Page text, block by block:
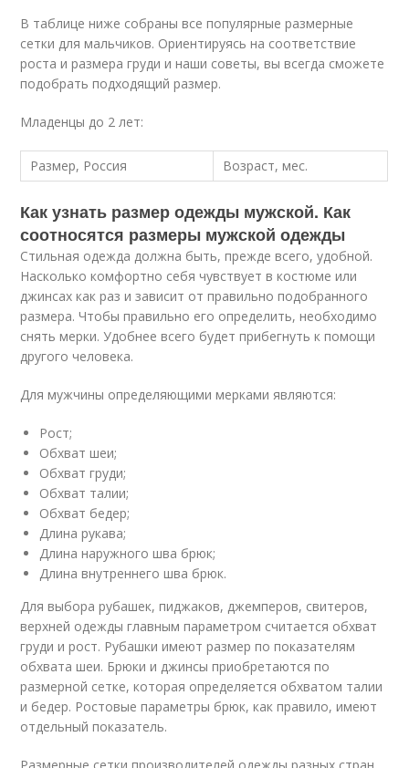
В таблице ниже собраны все популярные размерные
сетки для мальчиков. Ориентируясь на соответствие
роста и размера груди и наши советы, вы всегда сможете
подобрать подходящий размер.
Младенцы до 2 лет:
Размер, Россия Возраст, мес.
Как узнать размер одежды мужской. Как
соотносятся размеры мужской одежды
Стильная одежда должна быть, прежде всего, удобной.
Насколько комфортно себя чувствует в костюме или
джинсах как раз и зависит от правильно подобранного
размера. Чтобы правильно его определить, необходимо
снять мерки. Удобнее всего будет прибегнуть к помощи
другого человека.
Для мужчины определяющими мерками являются:
Рост;
Обхват шеи;
Обхват груди;
Обхват талии;
Обхват бедер;
Длина рукава;
Длина наружного шва брюк;
Длина внутреннего шва брюк.
Для выбора рубашек, пиджаков, джемперов, свитеров,
верхней одежды главным параметром считается обхват
груди и рост. Рубашки имеют размер по показателям
обхвата шеи. Брюки и джинсы приобретаются по
размерной сетке, которая определяется обхватом талии
и бедер. Ростовые параметры брюк, как правило, имеют
отдельный показатель.